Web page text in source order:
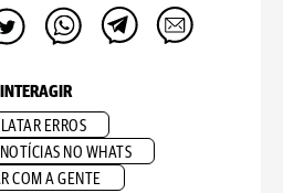
INTERAGIR
ERROS
NOTÍCIAS NO WHATS
COM A GENTE